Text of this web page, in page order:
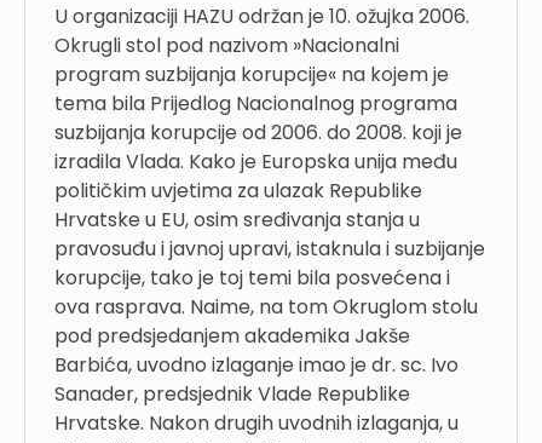
U organizaciji HAZU održan je 10. ožujka 2006.
Okrugli stol pod nazivom »Nacionalni
program suzbijanja korupcije« na kojem je
tema bila Prijedlog Nacionalnog programa
suzbijanja korupcije od 2006. do 2008. koji je
izradila Vlada. Kako je Europska unija među
političkim uvjetima za ulazak Republike
Hrvatske u EU, osim sređivanja stanja u
pravosuđu i javnoj upravi, istaknula i suzbijanje
korupcije, tako je toj temi bila posvećena i
ova rasprava. Naime, na tom Okruglom stolu
pod predsjedanjem akademika Jakše
Barbića, uvodno izlaganje imao je dr. sc. Ivo
Sanader, predsjednik Vlade Republike
Hrvatske. Nakon drugih uvodnih izlaganja, u